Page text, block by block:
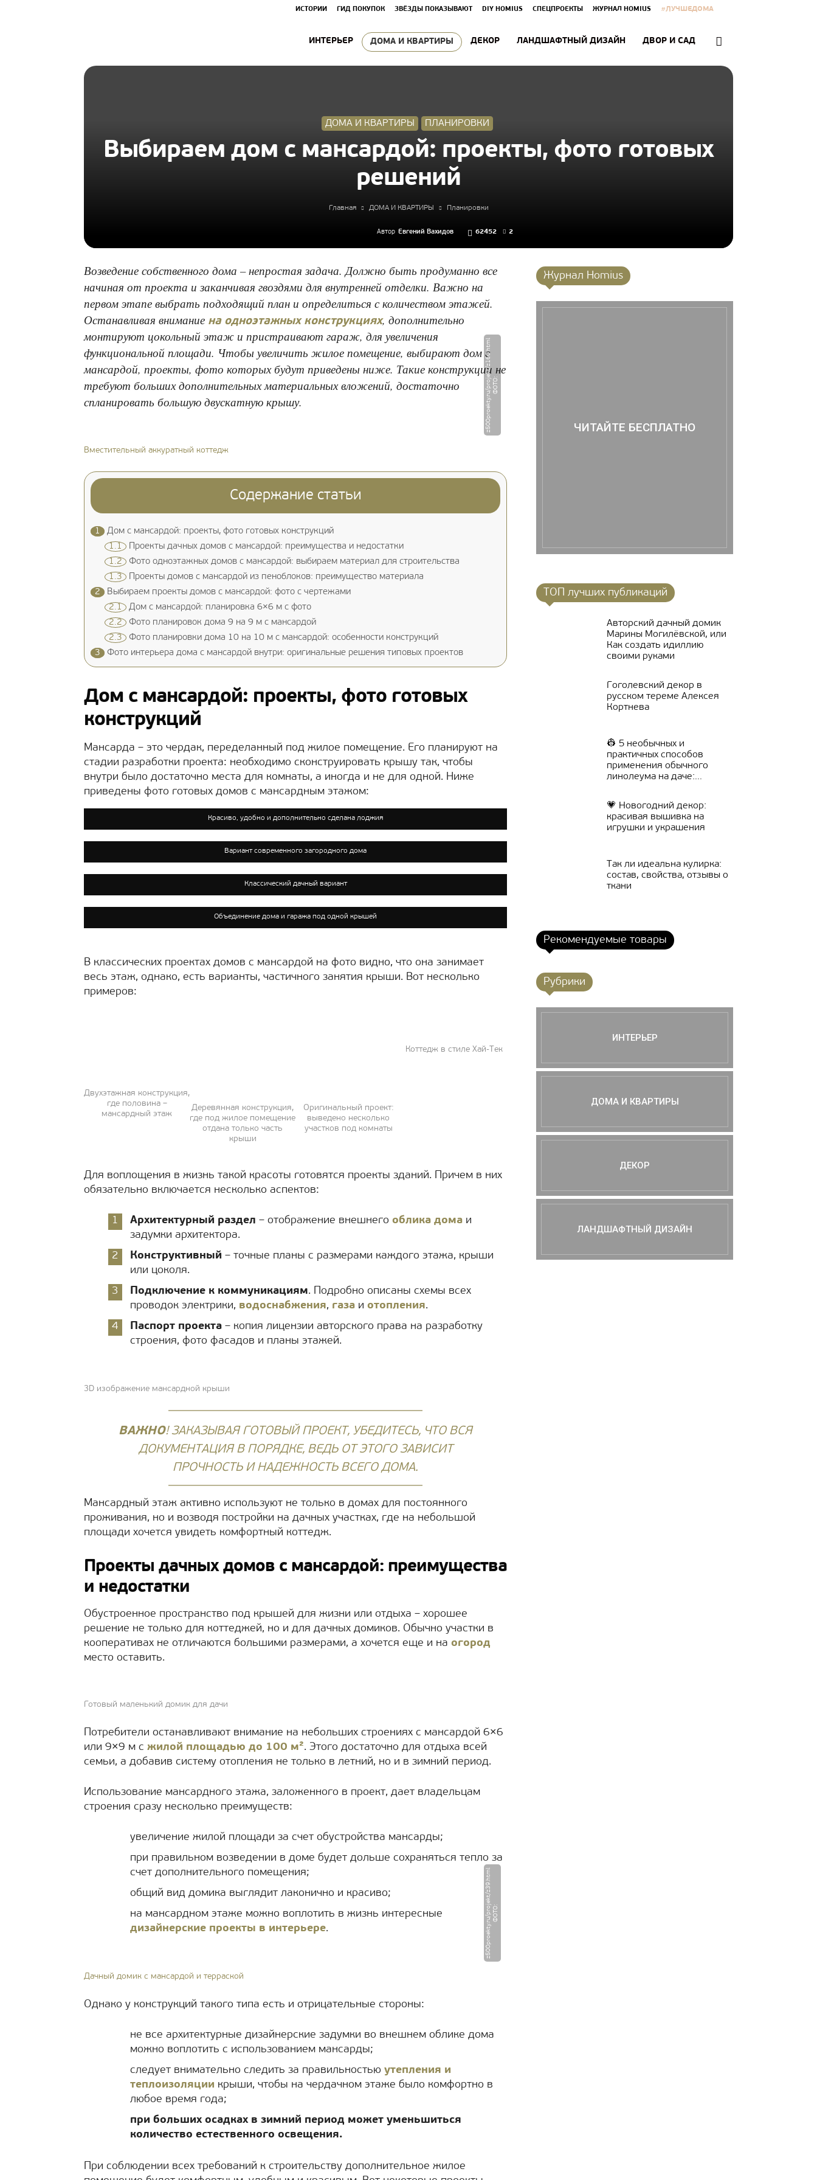
ИСТОРИИ ГИД ПОКУПОК ЗВЁЗДЫ ПОКАЗЫВАЮТ DIY HOMIUS СПЕЦПРОЕКТЫ ЖУРНАЛ HOMIUS #ЛУЧШЕДОМА
ИНТЕРЬЕР ДОМА И КВАРТИРЫ ДЕКОР ЛАНДШАФТНЫЙ ДИЗАЙН ДВОР И САД
ДОМА И КВАРТИРЫ ПЛАНИРОВКИ
Выбираем дом с мансардой: проекты, фото готовых
решений
Главная ДОМА И КВАРТИРЫ Планировки
Автор Евгений Вахидов 62452 2
Возведение собственного дома – непростая задача. Должно быть продуманно все
начиная от проекта и заканчивая гвоздями для внутренней отделки. Важно на
первом этапе выбрать подходящий план и определиться с количеством этажей.
Останавливая внимание на одноэтажных конструкциях, дополнительно
монтируют цокольный этаж и пристраивают гараж, для увеличения
функциональной площади. Чтобы увеличить жилое помещение, выбирают дом с
мансардой, проекты, фото которых будут приведены ниже. Такие конструкции не
требуют больших дополнительных материальных вложений, достаточно
спланировать большую двускатную крышу.
Ф
О
Т
О
:
z
5
0
0
p
r
o
e
k
t
y.
r
u
/
p
r
o
j
e
k
t
/
z
1
6
0.
h
t
m
l
Вместительный аккуратный коттедж
Содержание статьи
1
Дом с мансардой: проекты, фото готовых конструкций
1.1 Проекты дачных домов с мансардой: преимущества и недостатки
1.2 Фото одноэтажных домов с мансардой: выбираем материал для строительства
1.3 Проекты домов с мансардой из пеноблоков: преимущество материала
2
Выбираем проекты домов с мансардой: фото с чертежами
2.1 Дом с мансардой: планировка 6×6 м с фото
2.2 Фото планировок дома 9 на 9 м с мансардой
2.3 Фото планировки дома 10 на 10 м с мансардой: особенности конструкций
3
Фото интерьера дома с мансардой внутри: оригинальные решения типовых проектов
Дом с мансардой: проекты, фото готовых
конструкций
Мансарда – это чердак, переделанный под жилое помещение. Его планируют на
стадии разработки проекта: необходимо сконструировать крышу так, чтобы
внутри было достаточно места для комнаты, а иногда и не для одной. Ниже
приведены фото готовых домов с мансардным этажом:
Красиво, удобно и дополнительно сделана лоджия
Вариант современного загородного дома
Классический дачный вариант
Объединение дома и гаража под одной крышей
В классических проектах домов с мансардой на фото видно, что она занимает
весь этаж, однако, есть варианты, частичного занятия крыши. Вот несколько
примеров:
Двухэтажная конструкция,
где половина –
мансардный этаж
Деревянная конструкция,
где под жилое помещение
отдана только часть
крыши
Оригинальный проект:
выведено несколько
участков под комнаты
Коттедж в стиле Хай-Тек
Для воплощения в жизнь такой красоты готовятся проекты зданий. Причем в них
обязательно включается несколько аспектов:
Архитектурный раздел – отображение внешнего облика дома и
задумки архитектора.
Конструктивный – точные планы с размерами каждого этажа, крыши
или цоколя.
Подключение к коммуникациям. Подробно описаны схемы всех
проводок электрики, водоснабжения, газа и отопления.
Паспорт проекта – копия лицензии авторского права на разработку
строения, фото фасадов и планы этажей.
3D изображение мансардной крыши
ВАЖНО! ЗАКАЗЫВАЯ ГОТОВЫЙ ПРОЕКТ, УБЕДИТЕСЬ, ЧТО ВСЯ
ДОКУМЕНТАЦИЯ В ПОРЯДКЕ, ВЕДЬ ОТ ЭТОГО ЗАВИСИТ
ПРОЧНОСТЬ И НАДЕЖНОСТЬ ВСЕГО ДОМА.
Мансардный этаж активно используют не только в домах для постоянного
проживания, но и возводя постройки на дачных участках, где на небольшой
площади хочется увидеть комфортный коттедж.
Проекты дачных домов с мансардой: преимущества
и недостатки
Обустроенное пространство под крышей для жизни или отдыха – хорошее
решение не только для коттеджей, но и для дачных домиков. Обычно участки в
кооперативах не отличаются большими размерами, а хочется еще и на огород
место оставить.
Готовый маленький домик для дачи
Потребители останавливают внимание на небольших строениях с мансардой 6×6
или 9×9 м с жилой площадью до 100 м². Этого достаточно для отдыха всей
семьи, а добавив систему отопления не только в летний, но и в зимний период.
Использование мансардного этажа, заложенного в проект, дает владельцам
строения сразу несколько преимуществ:
увеличение жилой площади за счет обустройства мансарды;
при правильном возведении в доме будет дольше сохраняться тепло за
счет дополнительного помещения;
общий вид домика выглядит лаконично и красиво;
на мансардном этаже можно воплотить в жизнь интересные
дизайнерские проекты в интерьере.
Ф
О
Т
О
:
z
5
0
0
p
r
o
e
k
t
y.
r
u
/
p
r
o
j
e
k
t
/
z
3
9.
h
t
m
l
Дачный домик с мансардой и терраской
Однако у конструкций такого типа есть и отрицательные стороны:
не все архитектурные дизайнерские задумки во внешнем облике дома
можно воплотить с использованием мансарды;
следует внимательно следить за правильностью утепления и
теплоизоляции крыши, чтобы на чердачном этаже было комфортно в
любое время года;
при больших осадках в зимний период может уменьшиться
количество естественного освещения.
При соблюдении всех требований к строительству дополнительное жилое
Журнал Homius
ЧИТАЙТЕ БЕСПЛАТНО
ТОП лучших публикаций
Авторский дачный домик
Марины Могилёвской, или
Как создать идиллию
своими руками
Гоголевский декор в
русском тереме Алексея
Кортнева
👷 5 необычных и
практичных способов
применения обычного
линолеума на даче:...
💗 Новогодний декор:
красивая вышивка на
игрушки и украшения
Так ли идеальна кулирка:
состав, свойства, отзывы о
ткани
Рекомендуемые товары
Рубрики
ИНТЕРЬЕР
ДОМА И КВАРТИРЫ
ДЕКОР
ЛАНДШАФТНЫЙ ДИЗАЙН